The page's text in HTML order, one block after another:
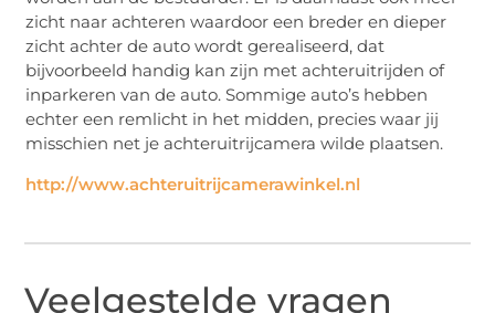
zicht naar achteren waardoor een breder en dieper
zicht achter de auto wordt gerealiseerd, dat
bijvoorbeeld handig kan zijn met achteruitrijden of
inparkeren van de auto. Sommige auto’s hebben
echter een remlicht in het midden, precies waar jij
misschien net je achteruitrijcamera wilde plaatsen.
http://www.achteruitrijcamerawinkel.nl
Veelgestelde vragen